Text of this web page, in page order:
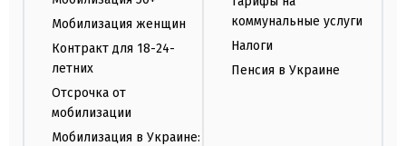
Мобилизация женщин
Контракт для 18-24-
летних
Отсрочка от
мобилизации
Мобилизация в Украине:
коммунальные услуги
Налоги
Пенсия в Украине